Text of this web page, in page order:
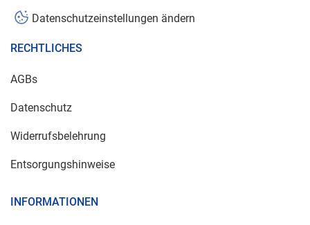
Datenschutzeinstellungen ändern
RECHTLICHES
AGBs
Datenschutz
Widerrufsbelehrung
Entsorgungshinweise
INFORMATIONEN